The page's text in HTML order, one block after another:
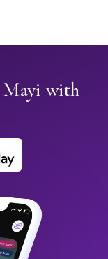
Mayi with